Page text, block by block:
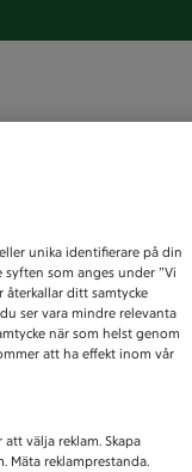
error
unika identifierare på din
som anges under ”Vi
återkallar ditt samtycke
ser vara mindre relevanta
när som helst genom
att ha effekt inom vår
välja reklam. Skapa
Mäta reklamprestanda.